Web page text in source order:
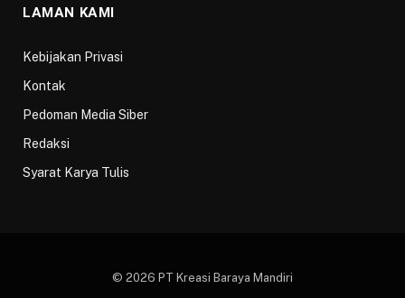
LAMAN KAMI
Kebijakan Privasi
Kontak
Pedoman Media Siber
Redaksi
Syarat Karya Tulis
© 2026 PT Kreasi Baraya Mandiri